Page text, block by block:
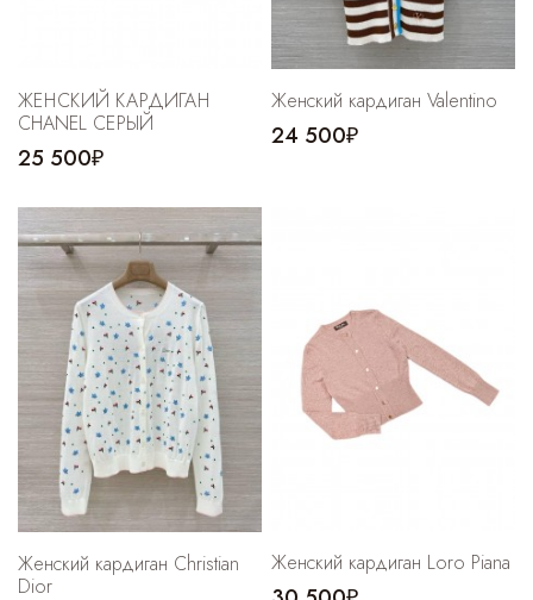
ЖЕНСКИЙ КАРДИГАН
CHANEL СЕРЫЙ
25 500₽
Женский кардиган Valentino
24 500₽
Женский кардиган Christian
Dior
Женский кардиган Loro Piana